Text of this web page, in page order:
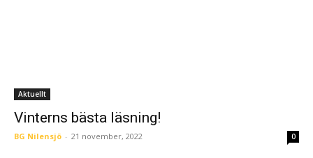
Aktuellt
Vinterns bästa läsning!
BG Nilensjö - 21 november, 2022 0